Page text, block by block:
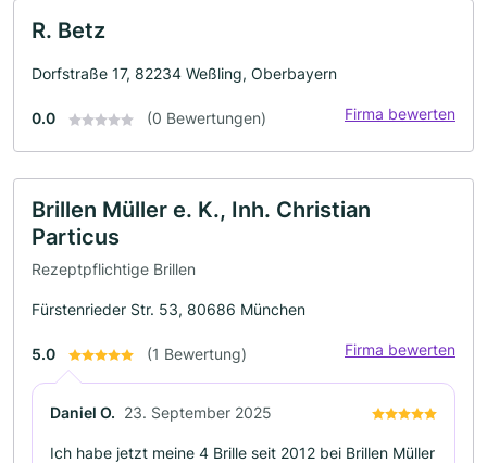
R. Betz
Dorfstraße 17, 82234 Weßling, Oberbayern
0.0 (0 Bewertungen) Firma bewerten
Brillen Müller e. K., Inh. Christian
Particus
Rezeptpflichtige Brillen
Fürstenrieder Str. 53, 80686 München
5.0 (1 Bewertung) Firma bewerten
Daniel O. 23. September 2025
Ich habe jetzt meine 4 Brille seit 2012 bei Brillen Müller